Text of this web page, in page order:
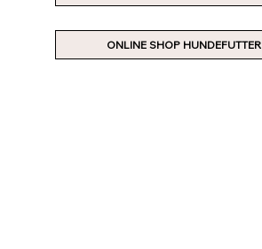
ONLINE SHOP HUNDEFUTTER